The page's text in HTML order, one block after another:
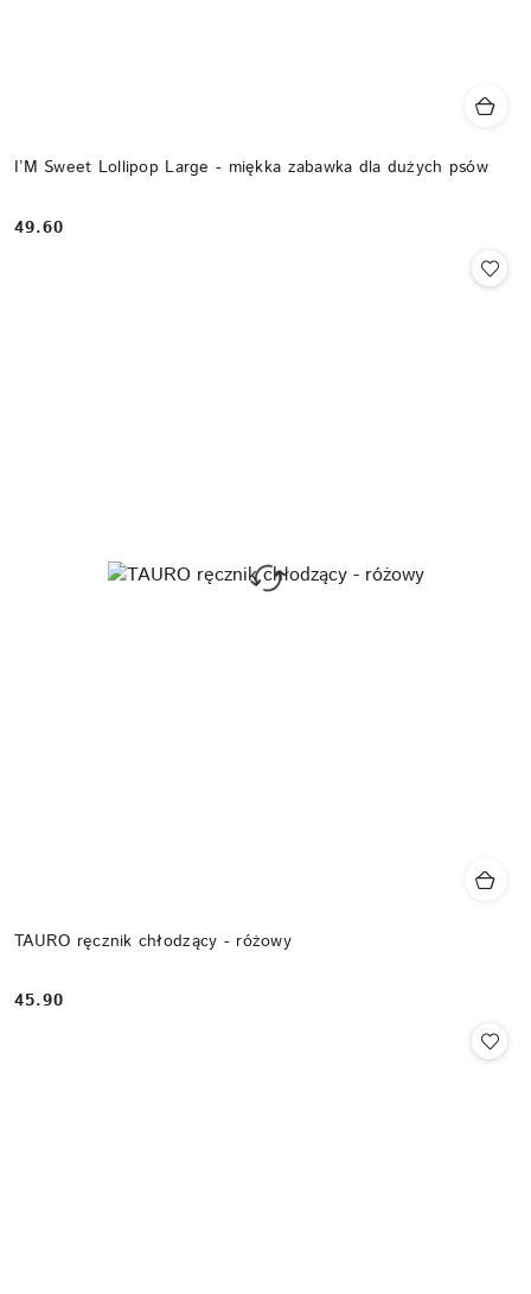
I’M Sweet Lollipop Large - miękka zabawka dla dużych psów
Cena:
49.60
TAURO ręcznik chłodzący - różowy
Cena:
45.90